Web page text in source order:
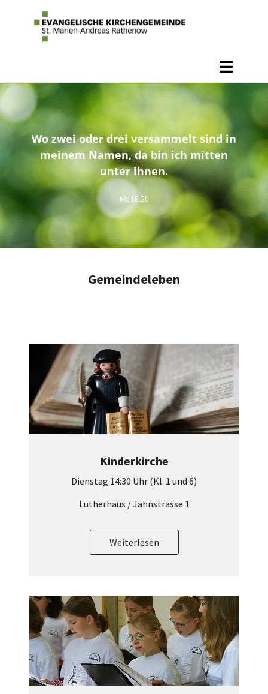
Wo zwei oder drei versammelt sind in
meinem Namen, da bin ich mitten
unter ihnen.
Mt 18,20
Gemeindeleben
Kinderkirche
Dienstag 14:30 Uhr (Kl. 1 und 6)
Lutherhaus / Jahnstrasse 1
Weiterlesen